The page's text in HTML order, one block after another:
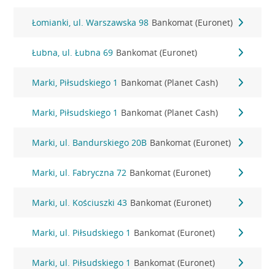
Łomianki, ul. Warszawska 98 Bankomat (Euronet)
Łubna, ul. Łubna 69 Bankomat (Euronet)
Marki, Piłsudskiego 1 Bankomat (Planet Cash)
Marki, Piłsudskiego 1 Bankomat (Planet Cash)
Marki, ul. Bandurskiego 20B Bankomat (Euronet)
Marki, ul. Fabryczna 72 Bankomat (Euronet)
Marki, ul. Kościuszki 43 Bankomat (Euronet)
Marki, ul. Piłsudskiego 1 Bankomat (Euronet)
Marki, ul. Piłsudskiego 1 Bankomat (Euronet)